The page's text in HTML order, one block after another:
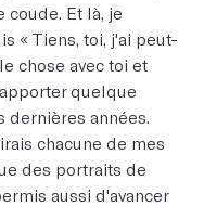
Et là, je
« Tiens, toi, j'ai peut-
chose avec toi et
quelque
dernières années.
chacune de mes
des portraits de
aussi d'avancer